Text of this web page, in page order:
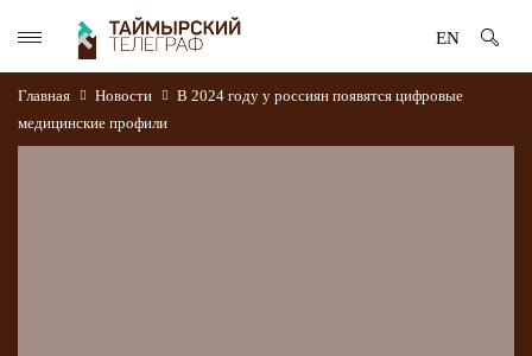
EN
Главная Новости
В 2024 году у россиян появятся цифровые
медицинские профили